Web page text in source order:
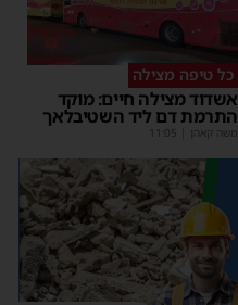
כל טיפה מצילה
אשדוד מצילה חיים: מוקד
התרמת דם ליד השטיבלאך
משה קאהן 11:05